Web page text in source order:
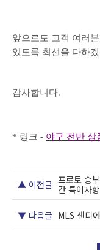
앞으로도 고객 여러
있도록 최선을 다하
감사합니다.
* 링크 - 야구 전반 상
▲ 이전글 프로토 승
간 특이사
▼ 다음글 MLS 샌디